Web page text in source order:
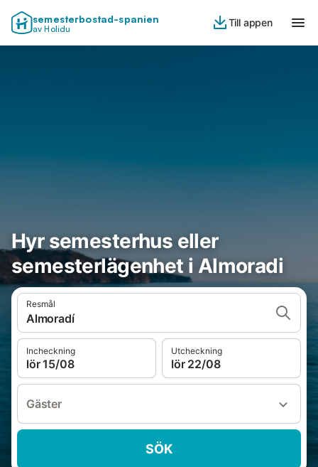
semesterbostad-spanien
av Holidu
Till appen
Hyr semesterhus eller
semesterlägenhet i Almoradi
Resmål
Almoradí
Incheckning
lör 15/08
Utcheckning
lör 22/08
Gäster
SÖK